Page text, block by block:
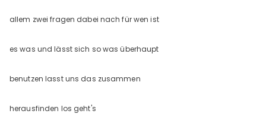
allem zwei fragen dabei nach für wen ist
es was und lässt sich so was überhaupt
benutzen lasst uns das zusammen
herausfinden los geht's